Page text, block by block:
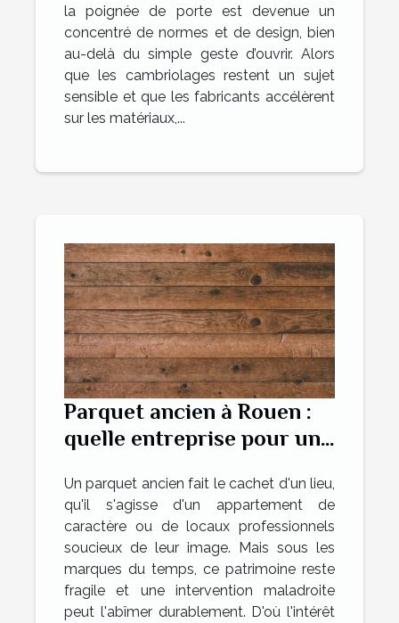
la poignée de porte est devenue un
concentré de normes et de design, bien
au-delà du simple geste d’ouvrir. Alors
que les cambriolages restent un sujet
sensible et que les fabricants accélèrent
sur les matériaux,...
Parquet ancien à Rouen :
quelle entreprise pour une
Un parquet ancien fait le cachet d'un lieu,
qu'il s'agisse d'un appartement de
caractère ou de locaux professionnels
soucieux de leur image. Mais sous les
marques du temps, ce patrimoine reste
fragile et une intervention maladroite
peut l'abîmer durablement. D'où l'intérêt